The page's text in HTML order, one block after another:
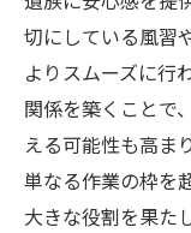
切にしている風習
よりスムーズに行
関係を築くことで
える可能性も高ま
単なる作業の枠を
大きな役割を果た